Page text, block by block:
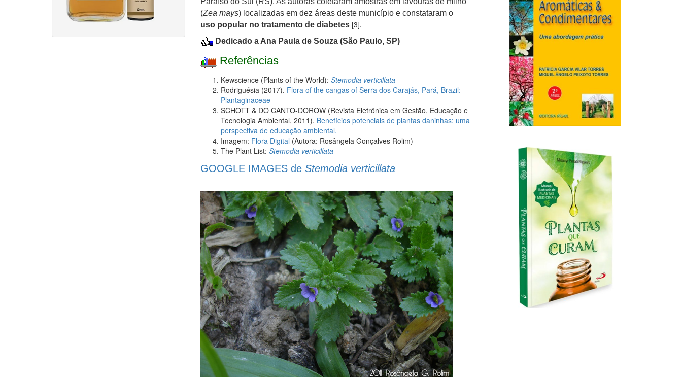
(Zea mays) localizadas em dez áreas deste município e constataram o
uso popular no tratamento de diabetes [3].
Dedicado a Ana Paula de Souza (São Paulo, SP)
Referências
Kewscience (Plants of the World): Stemodia verticillata
Rodriguésia (2017). Flora of the cangas of Serra dos Carajás, Pará, Brazil:
Plantaginaceae
SCHOTT & DO CANTO-DOROW (Revista Eletrônica em Gestão, Educação e
Tecnologia Ambiental, 2011). Benefícios potenciais de plantas daninhas: uma
perspectiva de educação ambiental.
Imagem: Flora Digital (Autora: Rosângela Gonçalves Rolim)
The Plant List: Stemodia verticillata
GOOGLE IMAGES de Stemodia verticillata